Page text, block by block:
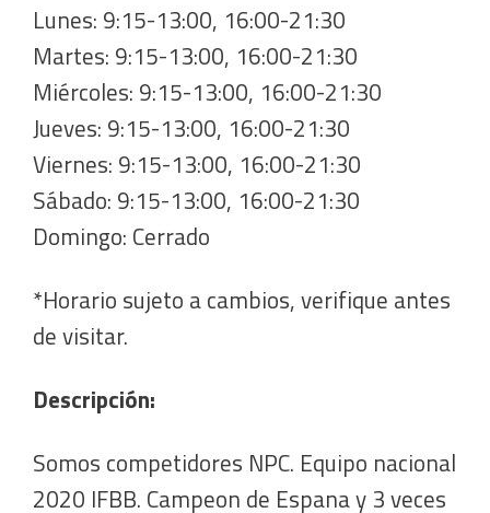
Lunes: 9:15-13:00, 16:00-21:30
Martes: 9:15-13:00, 16:00-21:30
Miércoles: 9:15-13:00, 16:00-21:30
Jueves: 9:15-13:00, 16:00-21:30
Viernes: 9:15-13:00, 16:00-21:30
Sábado: 9:15-13:00, 16:00-21:30
Domingo: Cerrado
*Horario sujeto a cambios, verifique antes
de visitar.
Descripción:
Somos competidores NPC. Equipo nacional
2020 IFBB. Campeon de Espana y 3 veces